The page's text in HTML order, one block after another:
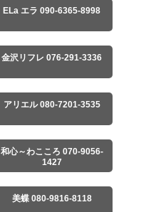
ELa エラ 090-6365-8998
金沢リフレ 076-291-3336
アリエル 080-7201-3535
和心～わこころ 070-9056-
1427
美蝶 080-9816-8118